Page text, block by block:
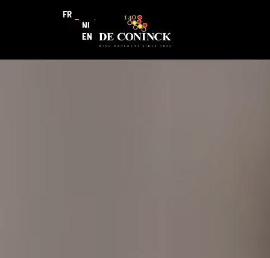
FR
NL
EN